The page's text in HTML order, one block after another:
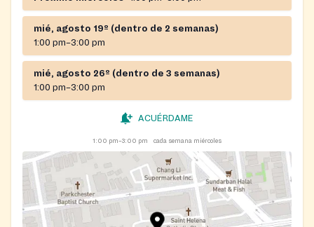
mié, agosto 19º (dentro de 2 semanas)
1:00 pm–3:00 pm
mié, agosto 26º (dentro de 3 semanas)
1:00 pm–3:00 pm
ACUÉRDAME
1:00 pm–3:00 pm cada semana miércoles